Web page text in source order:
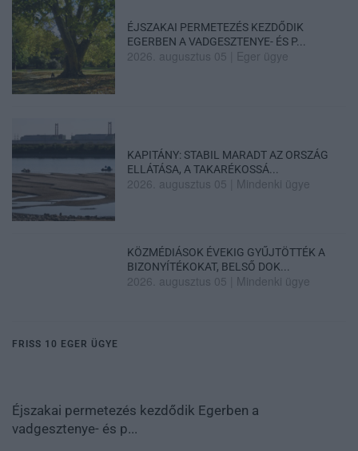
ÉJSZAKAI PERMETEZÉS KEZDŐDIK
EGERBEN A VADGESZTENYE- ÉS P...
2026. augusztus 05 Eger ügye
KAPITÁNY: STABIL MARADT AZ ORSZÁG
ELLÁTÁSA, A TAKARÉKOSSÁ...
2026. augusztus 05 Mindenki ügye
KÖZMÉDIÁSOK ÉVEKIG GYŰJTÖTTÉK A
BIZONYÍTÉKOKAT, BELSŐ DOK...
2026. augusztus 05 Mindenki ügye
FRISS 10 EGER ÜGYE
Éjszakai permetezés kezdődik Egerben a
vadgesztenye- és p...